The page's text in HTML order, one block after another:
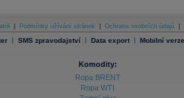
Podmínky užívání stránek Ochrana osobních údajů
| SMS zpravodajství | Data export | Mobilní verze
Komodity:
Ropa BRENT
Ropa WTI